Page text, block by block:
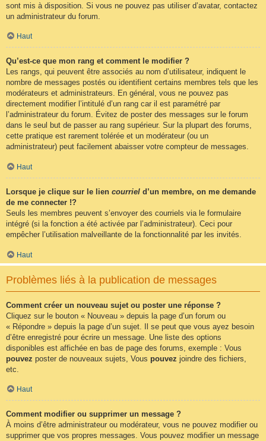
sont mis à disposition. Si vous ne pouvez pas utiliser d’avatar, contactez
un administrateur du forum.
Haut
Qu’est-ce que mon rang et comment le modifier ?
Les rangs, qui peuvent être associés au nom d’utilisateur, indiquent le
nombre de messages postés ou identifient certains membres tels que les
modérateurs et administrateurs. En général, vous ne pouvez pas
directement modifier l’intitulé d’un rang car il est paramétré par
l’administrateur du forum. Évitez de poster des messages sur le forum
dans le seul but de passer au rang supérieur. Sur la plupart des forums,
cette pratique est rarement tolérée et un modérateur (ou un
administrateur) peut facilement abaisser votre compteur de messages.
Haut
Lorsque je clique sur le lien courriel d’un membre, on me demande
de me connecter !?
Seuls les membres peuvent s’envoyer des courriels via le formulaire
intégré (si la fonction a été activée par l’administrateur). Ceci pour
empêcher l’utilisation malveillante de la fonctionnalité par les invités.
Haut
Problèmes liés à la publication de messages
Comment créer un nouveau sujet ou poster une réponse ?
Cliquez sur le bouton « Nouveau » depuis la page d’un forum ou
« Répondre » depuis la page d’un sujet. Il se peut que vous ayez besoin
d’être enregistré pour écrire un message. Une liste des options
disponibles est affichée en bas de page des forums, exemple : Vous
pouvez poster de nouveaux sujets, Vous pouvez joindre des fichiers,
etc.
Haut
Comment modifier ou supprimer un message ?
À moins d’être administrateur ou modérateur, vous ne pouvez modifier ou
supprimer que vos propres messages. Vous pouvez modifier un message